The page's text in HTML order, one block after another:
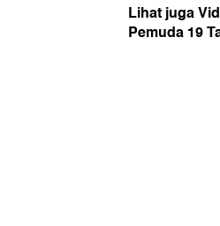
Lihat juga
Pemuda 19